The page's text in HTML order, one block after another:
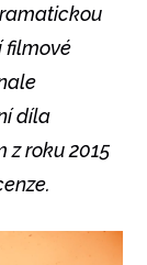
filmové
díla
z roku 2015